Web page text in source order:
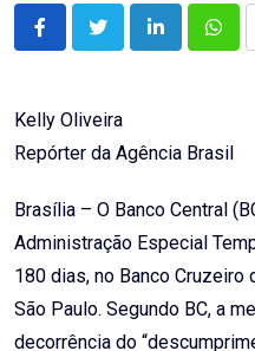
LinkedIn
Kelly Oliveira
Repórter da Agência Brasil
Brasília – O Banco Central
Administração Especial
180 dias, no Banco Cruzeiro
São Paulo. Segundo BC, a
decorrência do